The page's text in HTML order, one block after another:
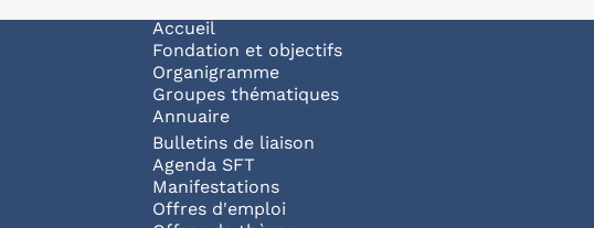
Navigation principale
Accueil
Fondation et objectifs
Organigramme
Groupes thématiques
Annuaire
Bulletins de liaison
Agenda SFT
Manifestations
Offres d'emploi